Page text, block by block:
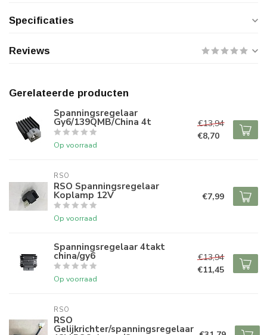
Specificaties
Reviews
Gerelateerde producten
Spanningsregelaar
Gy6/139QMB/China 4t
Op voorraad
€13,94
€8,70
RSO
RSO Spanningsregelaar
Koplamp 12V
Op voorraad
€7,99
Spanningsregelaar 4takt
china/gy6
Op voorraad
€13,94
€11,45
RSO
RSO
Gelijkrichter/spanningsregelaar